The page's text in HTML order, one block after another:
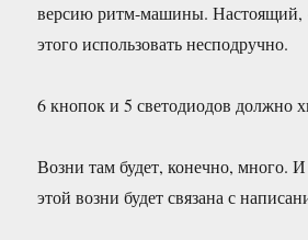
версию ритм-машины. Настоящий,
этого использовать несподручно.
6 кнопок и 5 светодиодов должно
Возни там будет, конечно, много. И
этой возни будет связана с